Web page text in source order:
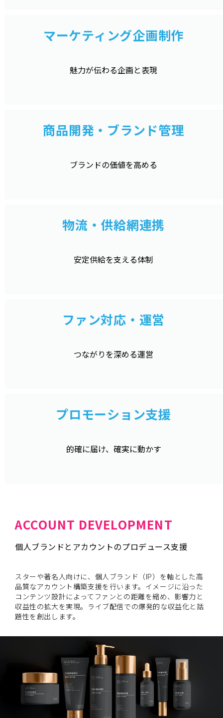
マーケティング企画制作
魅力が伝わる企画と表現
商品開発・ブランド管理
ブランドの価値を高める
物流・供給網連携
安定供給を支える体制
ファン対応・運営
つながりを深める運営
プロモーション支援
的確に届け、確実に動かす
ACCOUNT DEVELOPMENT
個人ブランドとアカウントのプロデュース支援
スターや著名人向けに、個人ブランド（IP）を軸とした高
品質なアカウント構築支援を行います。イメージに沿った
コンテンツ設計によってファンとの距離を縮め、影響力と
収益性の拡大を実現。ライブ配信での爆発的な収益化と話
題性を創出します。